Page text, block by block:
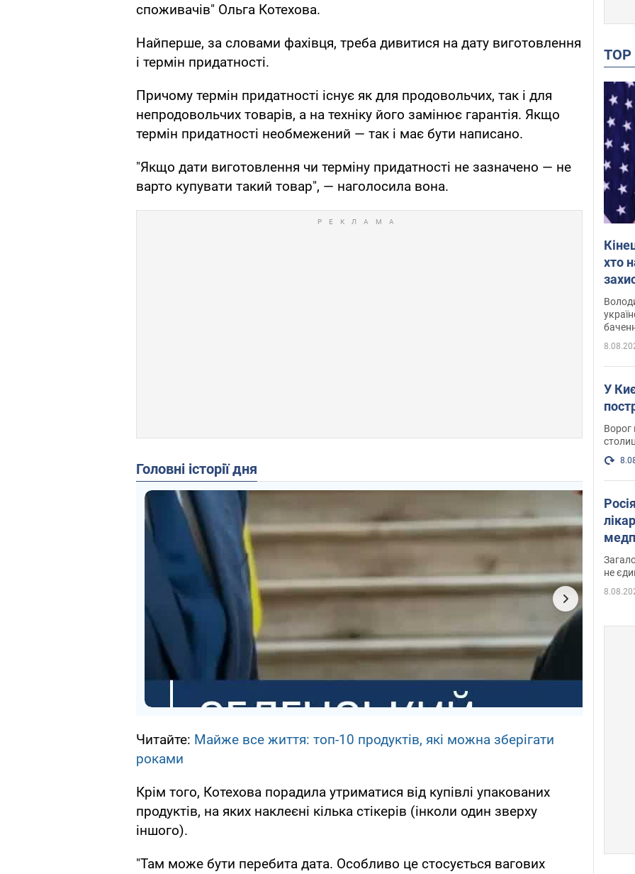
споживачів" Ольга Котехова.
Найперше, за словами фахівця, треба дивитися на дату виготовлення
і термін придатності.
Причому термін придатності існує як для продовольчих, так і для
непродовольчих товарів, а на техніку його замінює гарантія. Якщо
термін придатності необмежений — так і має бути написано.
"Якщо дати виготовлення чи терміну придатності не зазначено — не
варто купувати такий товар", — наголосила вона.
Головні історії дня
Читайте: Майже все життя: топ-10 продуктів, які можна зберігати
роками
Крім того, Котехова порадила утриматися від купівлі упакованих
продуктів, на яких наклеєні кілька стікерів (інколи один зверху
іншого).
"Там може бути перебита дата. Особливо це стосується вагових
хто
у
У
Ворог
не